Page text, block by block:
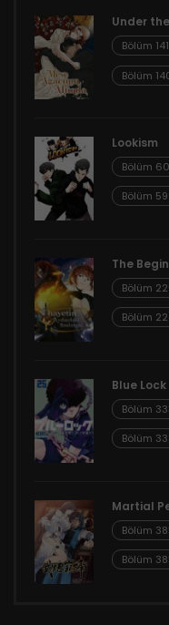
Under
Bölüm 141
Bölüm
Lookism
Bölüm
Bölüm
The
Bölüm
Bölüm
Blue Lock
Bölüm
Bölüm
Martial
Bölüm
Bölüm